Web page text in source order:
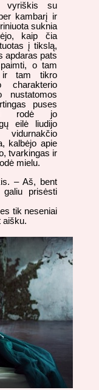
vyriškis su
kambarį ir
suknia
kaip čia
į tikslą,
apdaras pats
o tam
tam tikro
charakterio
nustatomos
puses
rodė jo
eilė liudijo
kalbėjo apie
tvarkingas ir
mielu.
– Aš, bent
prisėsti
tik neseniai
aišku.